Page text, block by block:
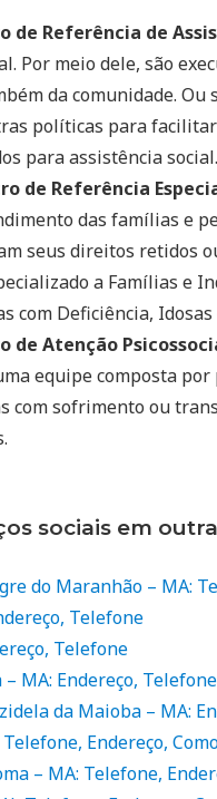
de Referência de
Por meio dele, são
da comunidade.
políticas para
para assistência social.
de Referência
das famílias e
seus direitos retidos
a Famílias e
com Deficiência,
de Atenção
equipe composta
com sofrimento ou
sociais em
do Maranhão – MA:
Telefone
Telefone
MA: Endereço, Telefone
da Maioba – MA:
Endereço,
– MA: Telefone,